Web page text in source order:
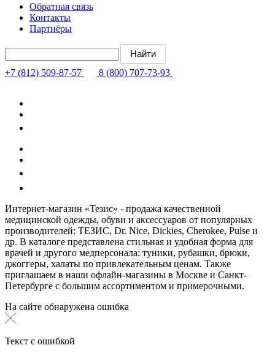
Обратная связь
Контакты
Партнёры
+7 (812) 509-87-57 8 (800) 707-73-93
Интернет-магазин «Тезис» - продажа качественной
медицинской одежды, обуви и аксессуаров от популярных
производителей: ТЕЗИС, Dr. Nice, Dickies, Cherokee, Pulse и
др. В каталоге представлена стильная и удобная форма для
врачей и другого медперсонала: туники, рубашки, брюки,
джоггеры, халаты по привлекательным ценам. Также
приглашаем в наши офлайн-магазины в Москве и Санкт-
Петербурге с большим ассортиментом и примерочными.
На сайте обнаружена ошибка
Текст с ошибкой